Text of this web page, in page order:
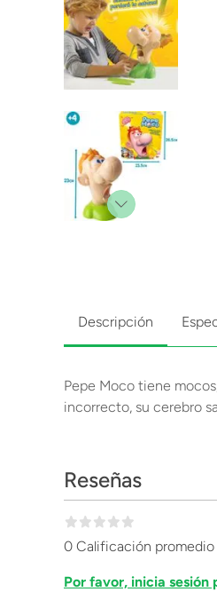
Vehículos y Pistas
Descripción
Pepe Moco tiene
incorrecto, su cerebro
Reseñas
0 Calificación promedio
Por favor, inicia